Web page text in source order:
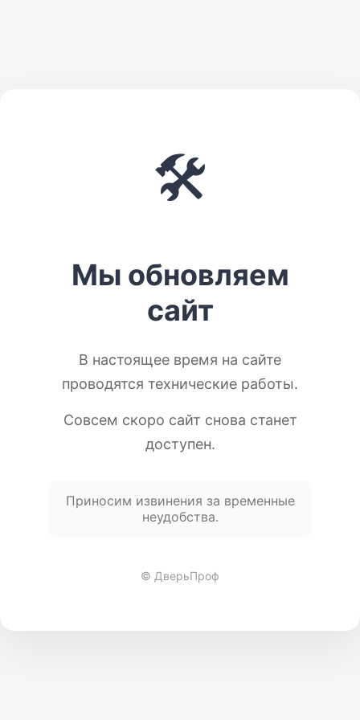
🛠️
Мы обновляем
сайт
В настоящее время на сайте
проводятся технические работы.
Совсем скоро сайт снова станет
доступен.
Приносим извинения за временные
неудобства.
© ДверьПроф